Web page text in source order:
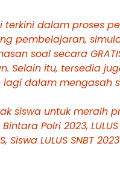
terkini dalam proses
pembelajaran,
soal secara
itu, tersedia
dalam mengasah
siswa untuk meraih
Polri 2023,
Siswa LULUS SNBT